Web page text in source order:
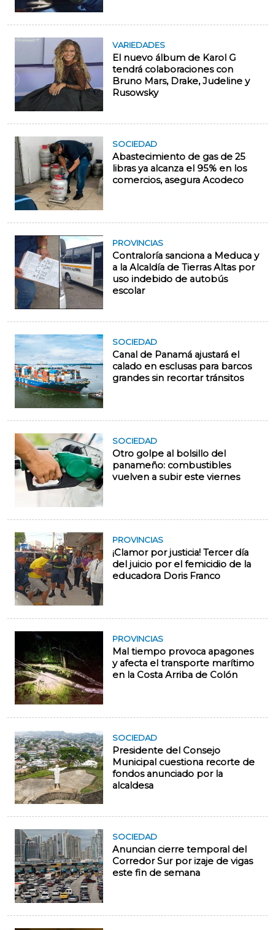
VARIEDADES
El nuevo álbum de Karol G
tendrá colaboraciones con
Bruno Mars, Drake, Judeline y
Rusowsky
SOCIEDAD
Abastecimiento de gas de 25
libras ya alcanza el 95% en los
comercios, asegura Acodeco
PROVINCIAS
Contraloría sanciona a Meduca y
a la Alcaldía de Tierras Altas por
uso indebido de autobús
escolar
SOCIEDAD
Canal de Panamá ajustará el
calado en esclusas para barcos
grandes sin recortar tránsitos
SOCIEDAD
Otro golpe al bolsillo del
panameño: combustibles
vuelven a subir este viernes
PROVINCIAS
¡Clamor por justicia! Tercer día
del juicio por el femicidio de la
educadora Doris Franco
PROVINCIAS
Mal tiempo provoca apagones
y afecta el transporte marítimo
en la Costa Arriba de Colón
SOCIEDAD
Presidente del Consejo
Municipal cuestiona recorte de
fondos anunciado por la
alcaldesa
SOCIEDAD
Anuncian cierre temporal del
Corredor Sur por izaje de vigas
este fin de semana